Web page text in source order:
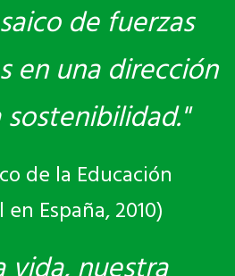
de fuerzas
en una dirección
de la Educación
España, 2010)